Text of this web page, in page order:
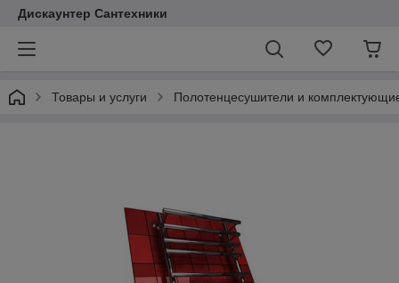
Дискаунтер Сантехники
Товары и услуги Полотенцесушители и